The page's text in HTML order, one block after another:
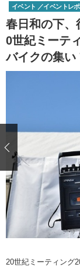
東海
中国
ショップレ
自動車豆
鈑金・塗
ディテイリ
ヘッドライ
フィルム・ラ
鈑金・塗装
小キズ直
特集記事
ストップ 不具合修
ショップ紹介
ショップレ
レストア
カーメーカー「旧
イベント
春日和の下
0世紀ミーテ
バイクの集い
イベント イベントレ
20世紀ミーティング